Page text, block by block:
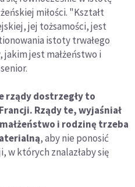
miłości. "Kształt
jej tożsamości, jest
istoty trwałego
jest małżeństwo i
rządy dostrzegły to
Rządy te, wyjaśniał
i rodzinę trzeba
, aby nie ponosić
w których znalazłaby się